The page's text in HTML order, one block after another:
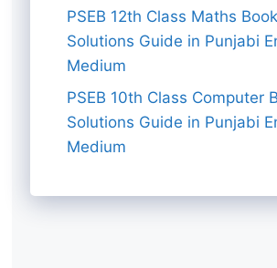
PSEB 12th Class Maths Book
Solutions Guide in Punjabi
Medium
PSEB 10th Class Computer
Solutions Guide in Punjabi
Medium